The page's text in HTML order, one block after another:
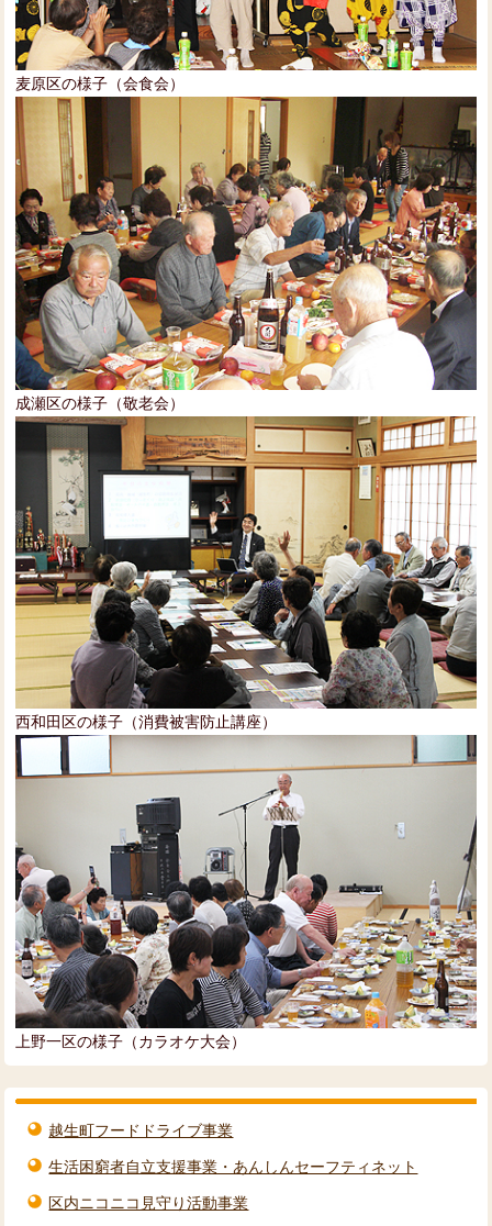
麦原区の様子（会食会）
成瀬区の様子（敬老会）
西和田区の様子（消費被害防止講座）
上野一区の様子（カラオケ大会）
越生町フードドライブ事業
生活困窮者自立支援事業・あんしんセーフティネット
区内ニコニコ見守り活動事業